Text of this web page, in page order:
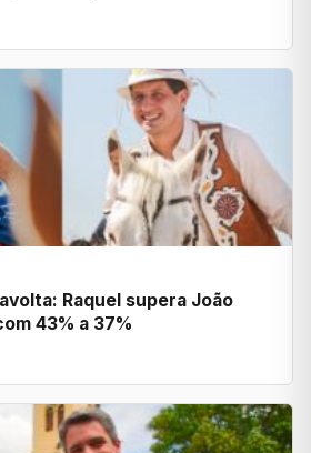
Raquel supera João
43% a 37%